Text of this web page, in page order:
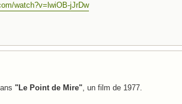
watch?v=lwiOB-jJrDw
"Le Point de Mire" , un film de 1977.